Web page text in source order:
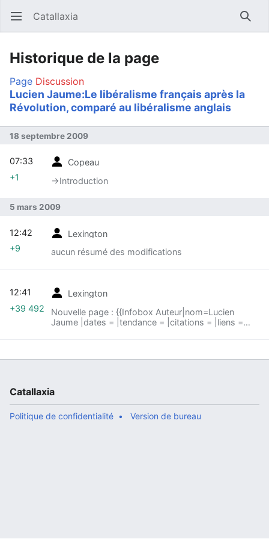
Ouvrir le menu principal Catallaxia
Historique de la page
Page Discussion
Lucien Jaume:Le libéralisme français après la
Révolution, comparé au libéralisme anglais
18 septembre 2009
Copeau
→‎Introduction
07:33
+1
5 mars 2009
Lexington
aucun résumé des modifications
12:42
+9
Lexington
Nouvelle page : {{Infobox Auteur|nom=Lucien
Jaume |dates = |tendance = |citations = |liens =
12:41
+39 492
Catallaxia
Politique de confidentialité Version de bureau